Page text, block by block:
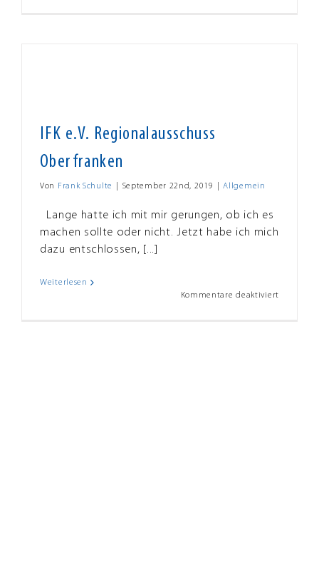
IFK e.V. Regionalausschuss
Oberfranken
Von Frank Schulte September 22nd, 2019 Allgemein
Lange hatte ich mit mir gerungen, ob ich es
machen sollte oder nicht. Jetzt habe ich mich
dazu entschlossen, [...]
Weiterlesen
Kommentare deaktiviert